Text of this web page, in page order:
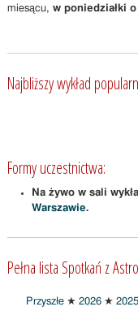
miesącu, w poniedziałki
Najbliższy wykład
Formy uczestnictwa:
Na żywo w sali
Warszawie.
Pełna lista Spotkań z
Przyszłe ★ 2026 ★ 2025